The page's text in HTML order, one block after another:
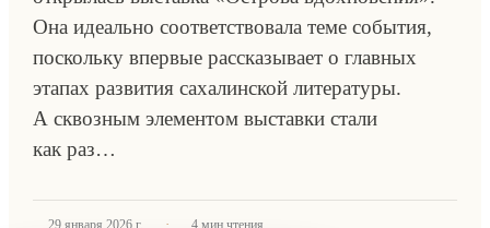
Она идеально соответствовала теме события,
поскольку впервые рассказывает о главных
этапах развития сахалинской литературы.
А сквозным элементом выставки стали
как раз…
29 января 2026 г. · 4 мин чтения